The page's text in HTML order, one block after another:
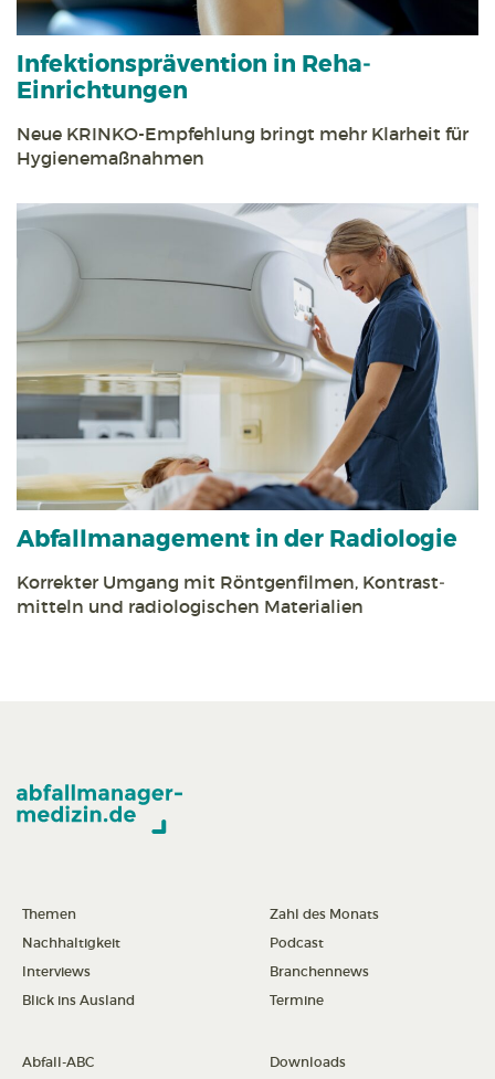
Infektions­prävention in Reha­
Einrichtungen
Neue KRINKO-Empfehlung bringt mehr Klarheit für
Hygiene­maßnahmen
Abfall­management in der Radiologie
Korrekter Umgang mit Röntgen­filmen, Kontrast­
mitteln und radiologischen Materialien
Themen
Nachhaltigkeit
Interviews
Blick ins Ausland
Zahl des Monats
Podcast
Branchennews
Termine
Abfall-ABC Downloads